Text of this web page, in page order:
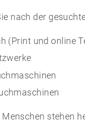
nach der
(Print und online
stehen